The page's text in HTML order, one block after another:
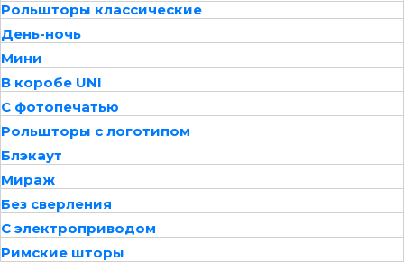
Рольшторы классические
День-ночь
Мини
В коробе UNI
С фотопечатью
Рольшторы с логотипом
Блэкаут
Мираж
Без сверления
С электроприводом
Римские шторы